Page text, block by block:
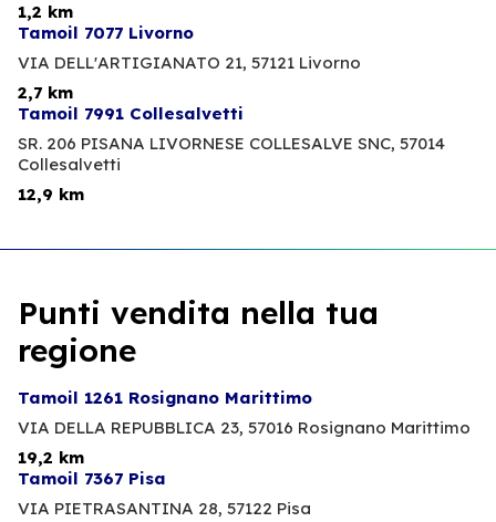
1,2 km
Tamoil 7077 Livorno
VIA DELL'ARTIGIANATO 21, 57121 Livorno
2,7 km
Tamoil 7991 Collesalvetti
SR. 206 PISANA LIVORNESE COLLESALVE SNC, 57014
Collesalvetti
12,9 km
Punti vendita nella tua
regione
Tamoil 1261 Rosignano Marittimo
VIA DELLA REPUBBLICA 23, 57016 Rosignano Marittimo
19,2 km
Tamoil 7367 Pisa
VIA PIETRASANTINA 28, 57122 Pisa